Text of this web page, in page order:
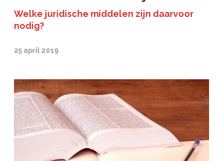
Welke juridische middelen zijn daarvoor
nodig?
25 april 2019